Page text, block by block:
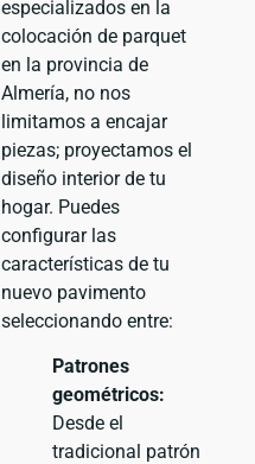
especializados en la
colocación de parquet
en la provincia de
Almería, no nos
limitamos a encajar
piezas; proyectamos el
diseño interior de tu
hogar. Puedes
configurar las
características de tu
nuevo pavimento
seleccionando entre:
Patrones
geométricos:
Desde el
tradicional patrón